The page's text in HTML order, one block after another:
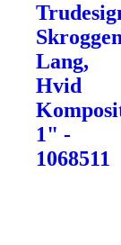
Lang,
Hvid
1" -
1068511